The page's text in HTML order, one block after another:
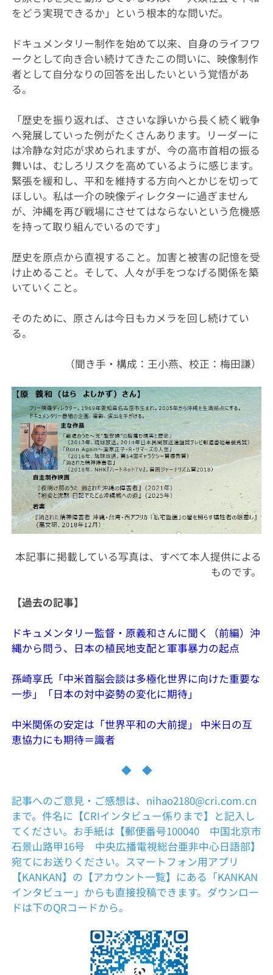
をどう実現できるか」という根本的な問いだ。
ドキュメンタリー制作を始めて以来、自身のライフワ
ークとして向き合い続けてきたこの問いに、映像制作
者として自分なりの回答を出したいという覚悟があ
る。
「歴史を振り返れば、ささいな諍いから長く続く戦争
へ発展していった例がたくさんあります。リーダーに
は冷静な対応が求められますが、今の高市首相の振る
舞いは、むしろリスクを高めているように感じます。
緊張を緩和し、平和を維持する方向へとかじを切って
ほしい。私は一介の映像ディレクターに過ぎません
が、沖縄を再び戦場にさせてはならないという危機感
を持って取り組んでいるのです」
歴史を原点から直視すること。加害と被害の記憶を受
け止めること。そして、人々が手をつなげる関係を築
いていくこと。
そのために、原さんは今日もカメラを回し続けてい
る。
（聞き手・構成：王小燕、校正：梅田謙）
本記事に掲載している写真は、すべて本人提供による
ものです。
【過去の記事】
ドキュメンタリー監督・原義和さんに聞く（前編）沖
縄から問う、日本の植民地支配と軍事暴力の起点
孫崎享氏「中米首脳会談は多極化世界に向けた重要な
一歩」「日本の対中姿勢の変化に期待」
中米関係の安定は「世界平和の大前提」 中米日の互
恵協力にも期待＝識者
◆ ◆
記事へのご意見・ご感想は、nihao2180@cri.com.cn
まで。件名に【CRIインタビュー係りまで】と記入し
てください。お手紙は【郵便番号100040 中国北京市
石景山路甲16号 中央広播電視総台亜非中心日語部】
宛てにお送りください。スマートフォン用アプリ
【KANKAN】の【アカウント一覧】にある「KANKAN
インタビュー」からも直接投稿できます。ダウンロー
ドは下のQRコードから。